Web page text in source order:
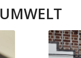
UMWELT